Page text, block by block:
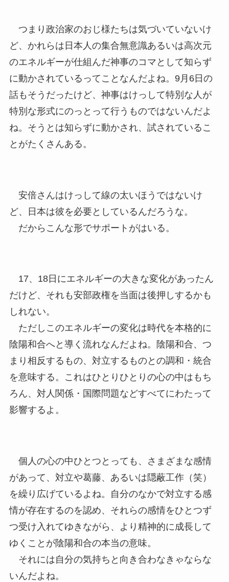
つまり政治家のおじ様たちは気づいていないけ
ど、かれらは日本人の集合無意識あるいは高次元
のエネルギーが仕組んだ神事のコマとして知らず
に動かされているってことなんだよね。9月6日の
話もそうだったけど、神事はけっして特別な人が
特別な形式にのっとって行うものではないんだよ
ね。そうとは知らずに動かされ、試されているこ
とがたくさんある。
安倍さんはけっして線の太いほうではないけ
ど、日本は彼を必要としているんだろうな。
だからこんな形でサポートがはいる。
17、18日にエネルギーの大きな変化があったん
だけど、それも安部政権を当面は後押しするかも
しれない。
ただしこのエネルギーの変化は時代を本格的に
陰陽和合へと導く流れなんだよね。陰陽和合、つ
まり相反するもの、対立するものとの調和・統合
を意味する。これはひとりひとりの心の中はもち
ろん、対人関係・国際問題などすべてにわたって
影響するよ。
個人の心の中ひとつとっても、さまざまな感情
があって、対立や葛藤、あるいは隠蔽工作（笑）
を繰り広げているよね。自分のなかで対立する感
情が存在するのを認め、それらの感情をひとつず
つ受け入れてゆきながら、より精神的に成長して
ゆくことが陰陽和合の本当の意味。
それには自分の気持ちと向き合わなきゃならな
いんだよね。